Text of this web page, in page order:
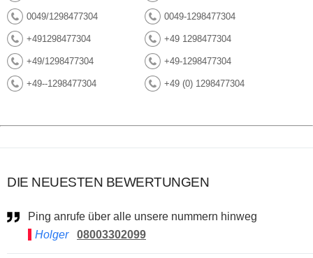
0049/1298477304 0049-1298477304
+491298477304 +49 1298477304
+49/1298477304 +49-1298477304
+49--1298477304 +49 (0) 1298477304
DIE NEUESTEN BEWERTUNGEN
Ping anrufe über alle unsere nummern hinweg
Holger
08003302099